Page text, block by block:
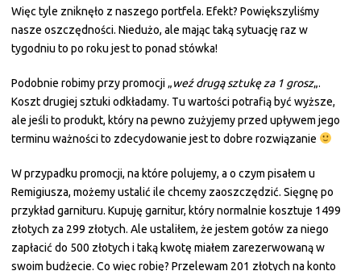
Więc tyle zniknęło z naszego portfela. Efekt? Powiększyliśmy
nasze oszczędności. Niedużo, ale mając taką sytuację raz w
tygodniu to po roku jest to ponad stówka!
Podobnie robimy przy promocji „weź drugą sztukę za 1 grosz„.
Koszt drugiej sztuki odkładamy. Tu wartości potrafią być wyższe,
ale jeśli to produkt, który na pewno zużyjemy przed upływem jego
terminu ważności to zdecydowanie jest to dobre rozwiązanie
W przypadku promocji, na które polujemy, a o czym pisałem u
Remigiusza, możemy ustalić ile chcemy zaoszczędzić. Sięgnę po
przykład garnituru. Kupuję garnitur, który normalnie kosztuje 1499
złotych za 299 złotych. Ale ustaliłem, że jestem gotów za niego
zapłacić do 500 złotych i taką kwotę miałem zarezerwowaną w
swoim budżecie. Co więc robię? Przelewam 201 złotych na konto